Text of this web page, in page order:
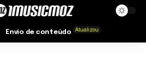
Envio de conteúdo Atualizou